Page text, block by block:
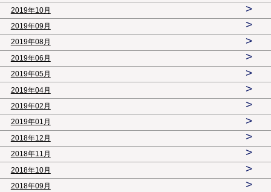
2019年10月 >
2019年09月 >
2019年08月 >
2019年06月 >
2019年05月 >
2019年04月 >
2019年02月 >
2019年01月 >
2018年12月 >
2018年11月 >
2018年10月 >
2018年09月 >